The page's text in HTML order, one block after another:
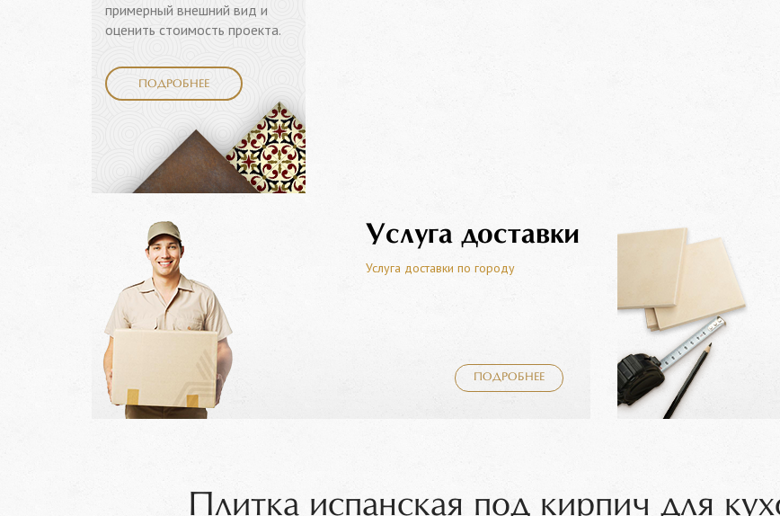
примерный внешний вид и
оценить стоимость проекта.
ПОДРОБНЕЕ
Услуга доставки
Услуга доставки по городу
ПОДРОБНЕЕ
Плитка испанская под кирпич для